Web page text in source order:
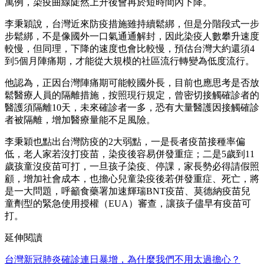
萬例，染疫曲線陡然上升後會再於短時間內下降。
李秉穎說，台灣近來防疫措施雖持續鬆綁，但是分階段式一步
步鬆綁，不是像國外一口氣通通解封，因此染疫人數攀升速度
較慢，但同理，下降的速度也會比較慢，預估台灣大約還須4
到5個月陣痛期，才能從大規模的社區流行轉變為低度流行。
他認為，正因台灣陣痛期可能較國外長，目前也應思考是否放
鬆醫療人員的隔離措施，按照現行規定，曾密切接觸確診者的
醫護須隔離10天，未來確診者一多，恐有大量醫護因接觸確診
者被隔離，增加醫療量能不足風險。
李秉穎也點出台灣防疫的2大弱點，一是長者疫苗接種率偏
低，老人家若沒打疫苗，染疫後容易併發重症；二是5歲到11
歲孩童沒疫苗可打，一旦孩子染疫、停課，家長勢必得請假照
顧，增加社會成本，也擔心兒童染疫後若併發重症、死亡，將
是一大問題，呼籲食藥署加速輝瑞BNT疫苗、莫德納疫苗兒
童劑型的緊急使用授權（EUA）審查，讓孩子儘早有疫苗可
打。
延伸閱讀
台灣新冠肺炎確診連日暴增，為什麼我們不用太過擔心？